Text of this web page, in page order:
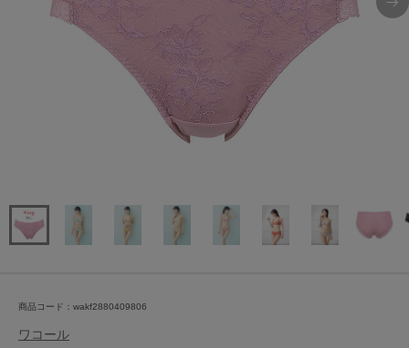
商品コード：wakf2880409806
ワコール